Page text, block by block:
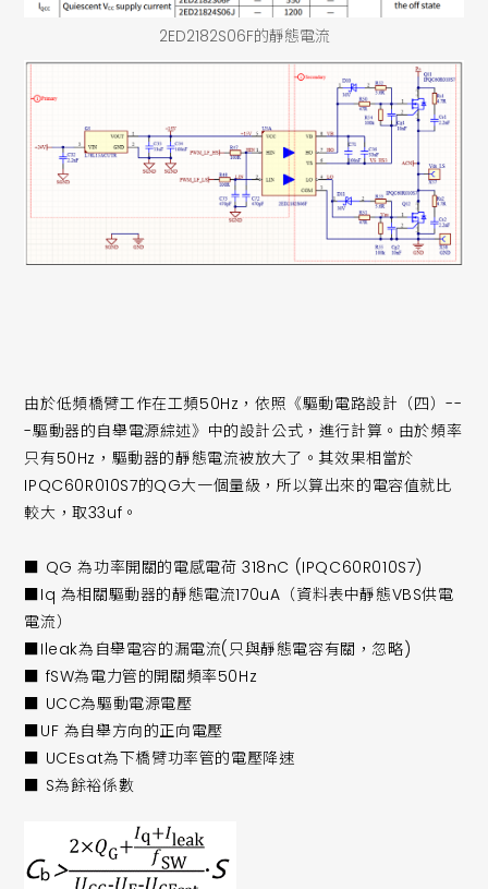
2ED2182S06F的靜態電流
由於低頻橋臂工作在工頻50Hz，依照《驅動電路設計（四）--
-驅動器的自舉電源綜述》中的設計公式，進行計算。由於頻率
只有50Hz，驅動器的靜態電流被放大了。其效果相當於
IPQC60R010S7的QG大一個量級，所以算出來的電容值就比
較大，取33uf。
■ QG 為功率開關的電感電荷 318nC (IPQC60R010S7)
■Iq 為相關驅動器的靜態電流170uA（資料表中靜態VBS供電
電流）
■Ileak為自舉電容的漏電流(只與靜態電容有關，忽略)
■ fSW為電力管的開關頻率50Hz
■ UCC為驅動電源電壓
■UF 為自舉方向的正向電壓
■ UCEsat為下橋臂功率管的電壓降速
■ S為餘裕係數